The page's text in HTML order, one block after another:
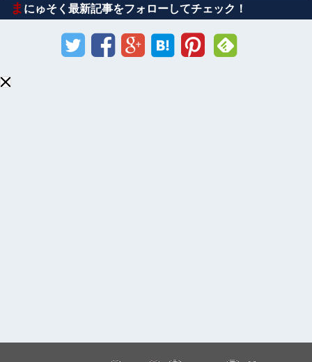
ま にゅそく最新記事をフォローしてチェック！